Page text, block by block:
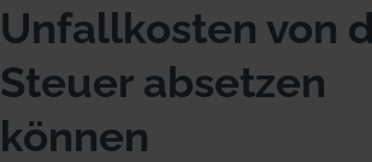
Unfallkosten von
Steuer absetzen
können